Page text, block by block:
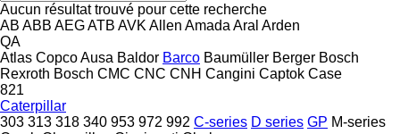
Aucun résultat trouvé pour cette recherche
AB ABB AEGATB AVK Allen Amada Aral Arden
QA
Atlas CopcoAusa Baldor Barco Baumüller Berger Bosch
Rexroth Bosch CMC CNC CNH Cangini Captok Case
821
Caterpillar
303 313 318 340 953 972 992 C-series D series GP M-series